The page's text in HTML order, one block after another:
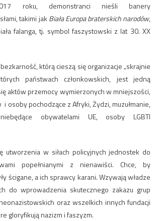
roku, demonstranci nieśli banery
takimi jak Biała Europa braterskich narodów,
falanga, tj. symbol faszystowski z lat 30. XX
którą cieszą się organizacje „skrajnie
państwach członkowskich, jest jedną
aktów przemocy wymierzonych w mniejszości,
osoby pochodzące z Afryki, Żydzi, muzułmanie,
obywatelami UE, osoby LGBTI
utworzenia w siłach policyjnych jednostek do
popełnianymi z nienawiści. Chce, by
ścigane, a ich sprawcy karani. Wzywają władze
do wprowadzenia skutecznego zakazu grup
oraz wszelkich innych fundacji
gloryfikują nazizm i faszyzm.